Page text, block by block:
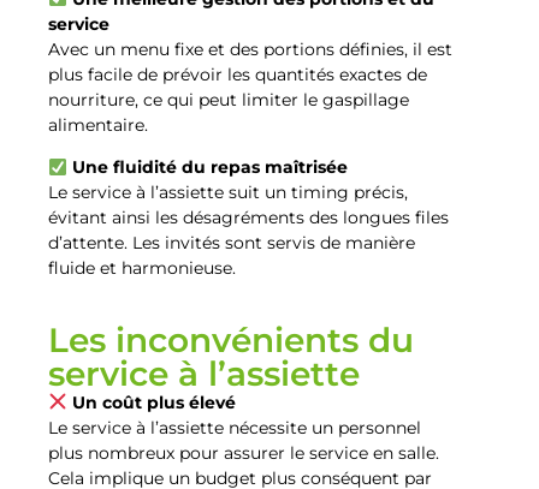
service
Avec un menu fixe et des portions définies, il est
plus facile de prévoir les quantités exactes de
nourriture, ce qui peut limiter le gaspillage
alimentaire.
Une fluidité du repas maîtrisée
Le service à l’assiette suit un timing précis,
évitant ainsi les désagréments des longues files
d’attente. Les invités sont servis de manière
fluide et harmonieuse.
Les inconvénients du
service à l’assiette
Un coût plus élevé
Le service à l’assiette nécessite un personnel
plus nombreux pour assurer le service en salle.
Cela implique un budget plus conséquent par